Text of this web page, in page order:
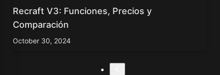
Recraft V3: Funciones, Precios y
Comparación
October 30, 2024